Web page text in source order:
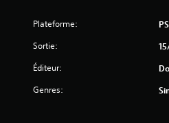
Plateforme:
Sortie:
Éditeur:
Genres: